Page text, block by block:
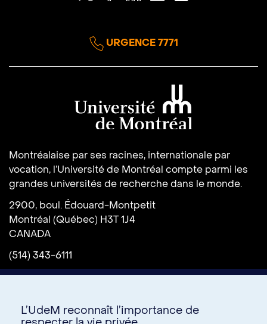
URGENCE 7771
Montréalaise par ses racines, internationale par
vocation, l’Université de Montréal compte parmi les
grandes universités de recherche dans le monde.
2900, boul. Édouard-Montpetit
Montréal (Québec) H3T 1J4
CANADA
(514) 343-6111
L’UdeM reconnaît l’importance de